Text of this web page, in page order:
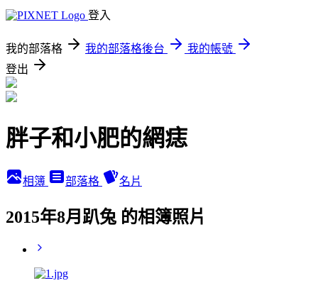
登入
我的部落格 我的部落格後台
我的帳號
登出
胖子和小肥的網痣
相簿 部落格 名片
2015年8月趴兔 的相簿照片